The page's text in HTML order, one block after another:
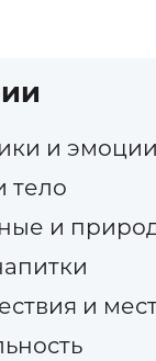
и эмоции
тело
и
и